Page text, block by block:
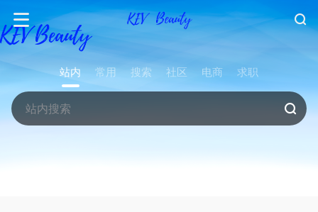
站内 常用 搜索 社区 电商 求职